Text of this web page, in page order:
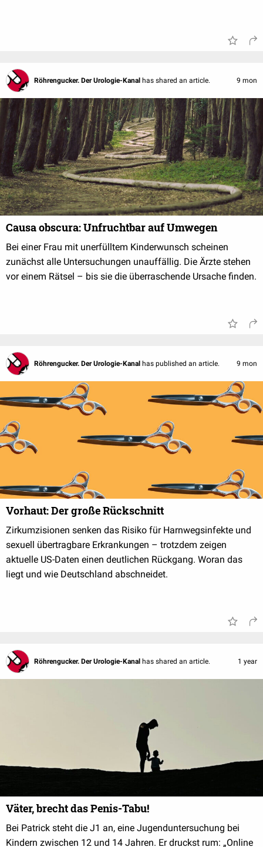
Röhrengucker. Der Urologie-Kanal has shared an article. 9 mon
Causa obscura: Unfruchtbar auf Umwegen
Bei einer Frau mit unerfülltem Kinderwunsch scheinen
zunächst alle Untersuchungen unauffällig. Die Ärzte stehen
vor einem Rätsel – bis sie die überraschende Ursache finden.
Röhrengucker. Der Urologie-Kanal has published an article. 9 mon
Vorhaut: Der große Rückschnitt
Zirkumzisionen senken das Risiko für Harnwegsinfekte und
sexuell übertragbare Erkrankungen – trotzdem zeigen
aktuelle US-Daten einen deutlichen Rückgang. Woran das
liegt und wie Deutschland abschneidet.
Röhrengucker. Der Urologie-Kanal has shared an article. 1 year
Väter, brecht das Penis-Tabu!
Bei Patrick steht die J1 an, eine Jugenduntersuchung bei
Kindern zwischen 12 und 14 Jahren. Er druckst rum: „Online